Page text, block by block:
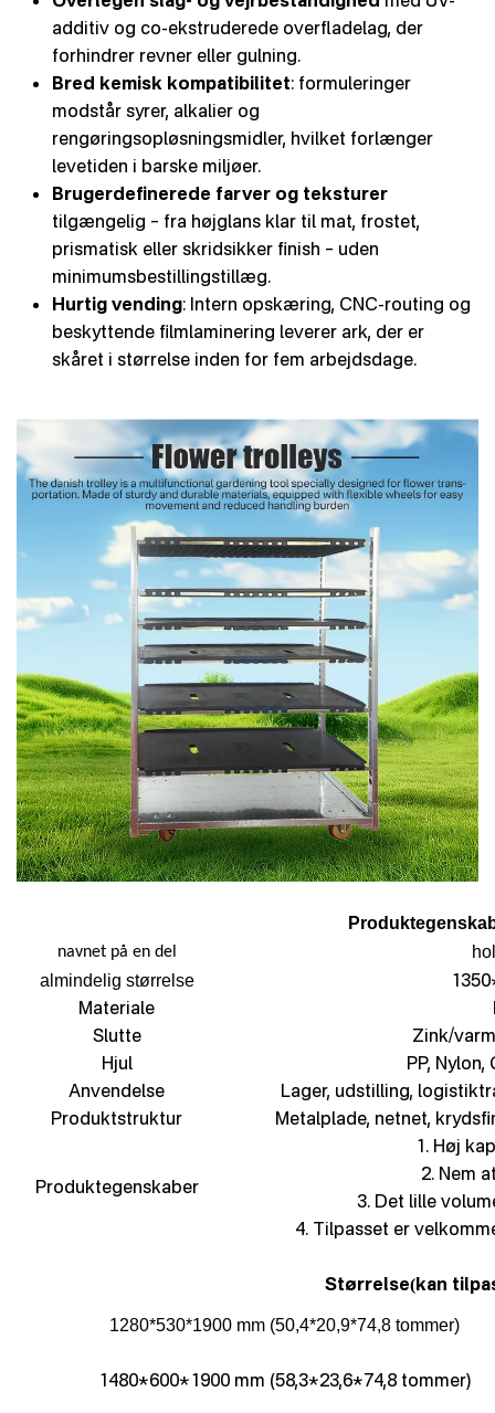
additiv og co-ekstruderede overfladelag, der
forhindrer revner eller gulning.
Bred kemisk kompatibilitet: formuleringer
modstår syrer, alkalier og
rengøringsopløsningsmidler, hvilket forlænger
levetiden i barske miljøer.
Brugerdefinerede farver og teksturer
tilgængelig – fra højglans klar til mat, frostet,
prismatisk eller skridsikker finish – uden
minimumsbestillingstillæg.
Hurtig vending: Intern opskæring, CNC-routing og
beskyttende filmlaminering leverer ark, der er
skåret i størrelse inden for fem arbejdsdage.
navnet på en del
almindelig størrelse
Materiale
Slutte
Zink/
Hjul
PP, Nylon,
Anvendelse
Lager, udstilling,
Produktstruktur
Metalplade, netnet,
Produktegenskaber
1. Høj
2. Nem
3. Det lille
4. Tilpasset er
Størrelse(kan
1280*530*1900 mm (50,4*20,9*74,8 tommer)
1480*600*1900 mm (58,3*23,6*74,8 tommer)